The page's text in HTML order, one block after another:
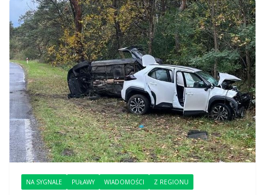
NA SYGNALE PUŁAWY WIADOMOŚCI Z REGIONU